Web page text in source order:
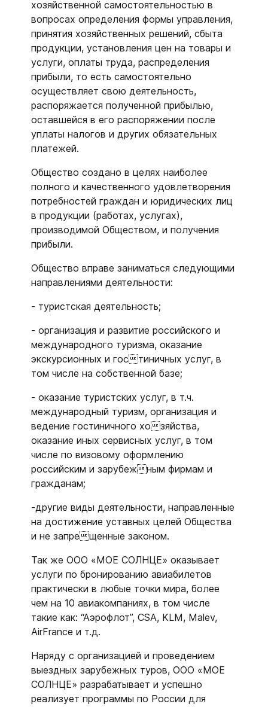
хозяйственной самостоятельностью в
вопросах определения формы управления,
принятия хозяйственных решений, сбыта
продукции, установления цен на товары и
услуги, оплаты труда, распределения
прибыли, то есть самостоятельно
осуществляет свою деятельность,
распоряжается полученной прибылью,
оставшейся в его распоряжении после
уплаты налогов и других обязательных
платежей.
Общество создано в целях наиболее
полного и качественного удовлетворения
потребностей граждан и юридических лиц
в продукции (работах, услугах),
производимой Обществом, и получения
прибыли.
Общество вправе заниматься следующими
направлениями деятельности:
- туристская деятельность;
- организация и развитие российского и
международного туризма, оказание
экскурсионных и гостиничных услуг, в
том числе на собственной базе;
- оказание туристских услуг, в т.ч.
международный туризм, организация и
ведение гостиничного хозяйства,
оказание иных сервисных услуг, в том
числе по визовому оформлению
российским и зарубежным фирмам и
гражданам;
-другие виды деятельности, направленные
на достижение уставных целей Общества
и не запрещенные законом.
Так же ООО «МОЕ СОЛНЦЕ» оказывает
услуги по бронированию авиабилетов
практически в любые точки мира, более
чем на 10 авиакомпаниях, в том числе
такие как: “Аэрофлот”, CSA, KLM, Malev,
AirFrance и т.д.
Наряду с организацией и проведением
выездных зарубежных туров, ООО «МОЕ
СОЛНЦЕ» разрабатывает и успешно
реализует программы по России для